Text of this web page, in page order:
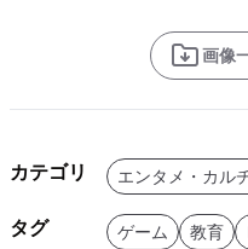
画像
カテゴリ エンタメ・カル
タグ ゲーム 教育